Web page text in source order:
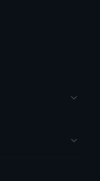
expand_more
expand_more